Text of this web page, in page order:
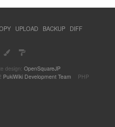
UPLOAD BACKUP
DIFF
design: OpenSquareJP
PukiWiki Development Team PHP